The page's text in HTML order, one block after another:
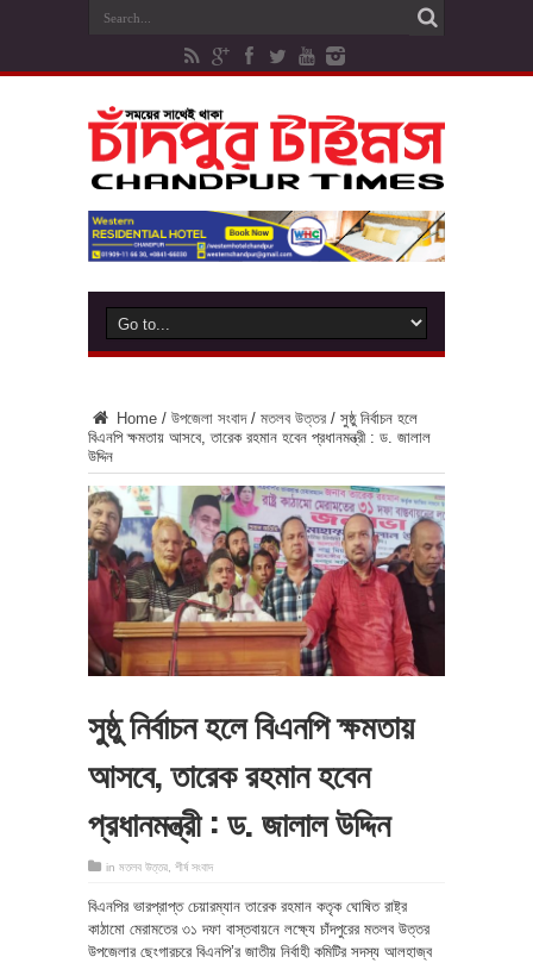
Home / উপজেলা সংবাদ / মতলব উত্তর / সুষ্ঠু নির্বাচন হলে
বিএনপি ক্ষমতায় আসবে, তারেক রহমান হবেন প্রধানমন্ত্রী : ড. জালাল
উদ্দিন
সুষ্ঠু নির্বাচন হলে বিএনপি ক্ষমতায়
আসবে, তারেক রহমান হবেন
প্রধানমন্ত্রী : ড. জালাল উদ্দিন
in মতলব উত্তর শীর্ষ সংবাদ
বিএনপির ভারপ্রাপ্ত চেয়ারম্যান তারেক রহমান কতৃক ঘোষিত রাষ্ট্র
কাঠামো মেরামতের ৩১ দফা বাস্তবায়নে লক্ষ্যে চাঁদপুরের মতলব উত্তর
উপজেলার ছেংগারচরে বিএনপি’র জাতীয় নির্বাহী কমিটির সদস্য আলহাজ্ব